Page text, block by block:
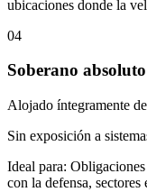
ubicaciones donde la
04
Soberano absoluto
Alojado íntegramente
Sin exposición a
Ideal para:
con la defensa, sectores